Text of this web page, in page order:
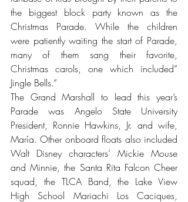
the biggest block party known as the
Christmas Parade. While the children
were patiently waiting the start of Parade,
many of them sang their favorite,
Christmas carols, one which included”
Jingle Bells.”
The Grand Marshall to lead this year’s
Parade was Angelo State University
President, Ronnie Hawkins, Jr. and wife,
María. Other onboard floats also included
Walt Disney characters’ Mickie Mouse
and Minnie, the Santa Rita Falcon Cheer
squad, the TLCA Band, the Lake View
High School Mariachi Los Caciques,